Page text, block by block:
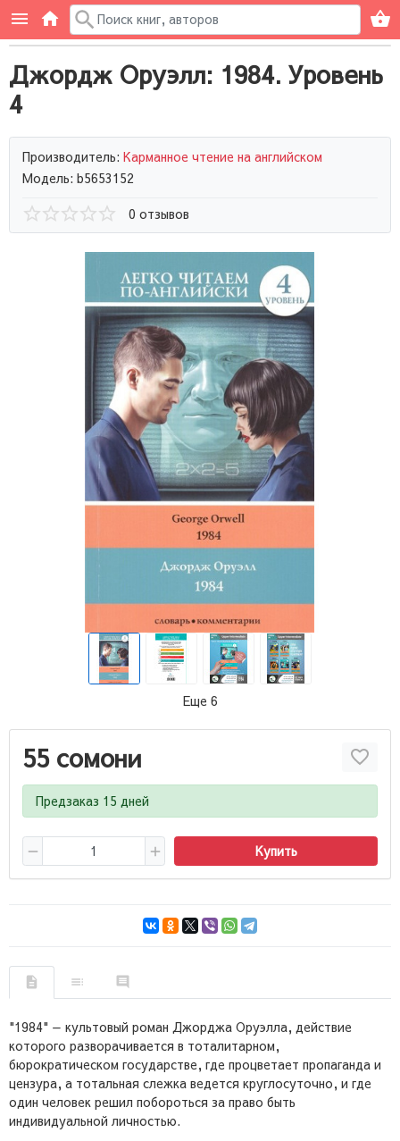
Джордж Оруэлл: 1984. Уровень
4
Производитель: Карманное чтение на английском
Модель: b5653152
0 отзывов
Еще 6
55 сомони
Предзаказ 15 дней
Купить
"1984" — культовый роман Джорджа Оруэлла, действие
которого разворачивается в тоталитарном,
бюрократическом государстве, где процветает пропаганда и
цензура, а тотальная слежка ведется круглосуточно, и где
один человек решил побороться за право быть
индивидуальной личностью.